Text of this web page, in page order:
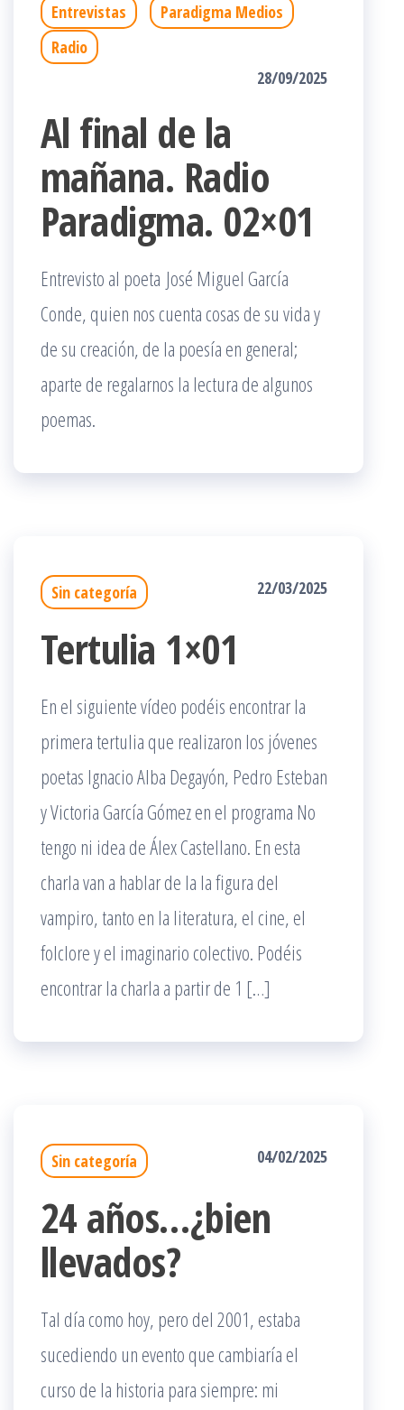
Entrevistas
Paradigma Medios
Radio
28/09/2025
Al final de la
mañana. Radio
Paradigma. 02×01
Entrevisto al poeta José Miguel García
Conde, quien nos cuenta cosas de su vida y
de su creación, de la poesía en general;
aparte de regalarnos la lectura de algunos
poemas.
Sin categoría 22/03/2025
Tertulia 1×01
En el siguiente vídeo podéis encontrar la
primera tertulia que realizaron los jóvenes
poetas Ignacio Alba Degayón, Pedro Esteban
y Victoria García Gómez en el programa No
tengo ni idea de Álex Castellano. En esta
charla van a hablar de la la figura del
vampiro, tanto en la literatura, el cine, el
folclore y el imaginario colectivo. Podéis
encontrar la charla a partir de 1 […]
Sin categoría 04/02/2025
24 años…¿bien
llevados?
Tal día como hoy, pero del 2001, estaba
sucediendo un evento que cambiaría el
curso de la historia para siempre: mi